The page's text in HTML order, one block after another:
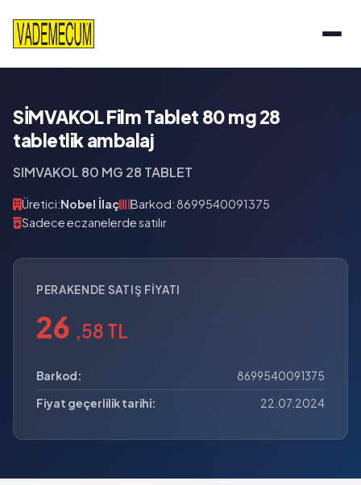
SİMVAKOL Film Tablet 80 mg 28
tabletlik ambalaj
SIMVAKOL 80 MG 28 TABLET
Üretici:Nobel İlaç
Barkod: 8699540091375
Sadece eczanelerde satılır
PERAKENDE SATIŞ FIYATI
26 ,58 TL
Barkod:
8699540091375
Fiyat geçerlilik tarihi:
22.07.2024